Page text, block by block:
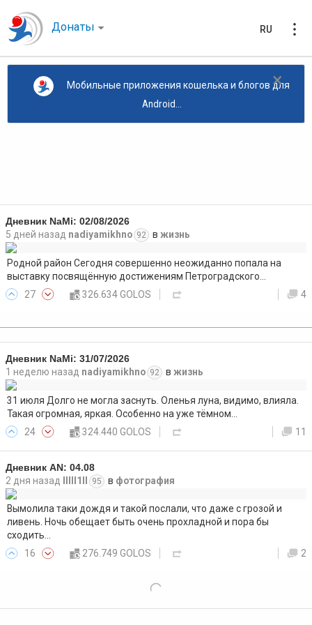
Донаты RU
×
Мобильные приложения кошелька и блогов для
Android...
Дневник NaMi: 02/08/2026
5 дней назад nadiyamikhno 92 в жизнь
Родной район Сегодня совершенно неожиданно попала на
выставку посвящённую достижениям Петроградского…
27
326.634 GOLOS 4
Дневник NaMi: 31/07/2026
1 неделю назад nadiyamikhno 92 в жизнь
31 июля Долго не могла заснуть. Оленья луна, видимо, влияла.
Такая огромная, яркая. Особенно на уже тёмном…
24
324.440 GOLOS 11
Дневник AN: 04.08
2 дня назад lllll1ll 95 в фотография
Вымолила таки дождя и такой послали, что даже с грозой и
ливень. Ночь обещает быть очень прохладной и пора бы
сходить…
16
276.749 GOLOS 2